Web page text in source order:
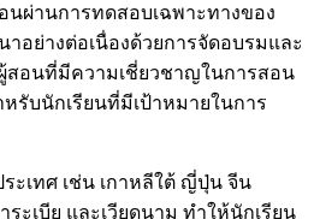
นผ่านการทดสอบเฉพาะทางของ
อย่างต่อเนื่องด้วยการจัดอบรมและ
สอนที่มีความเชี่ยวชาญในการสอน
รับนักเรียนที่มีเป้าหมายในการ
ะเทศ เช่น เกาหลีใต้ ญี่ปุ่น จีน
ะเบีย และเวียดนาม ทำให้นักเรียน